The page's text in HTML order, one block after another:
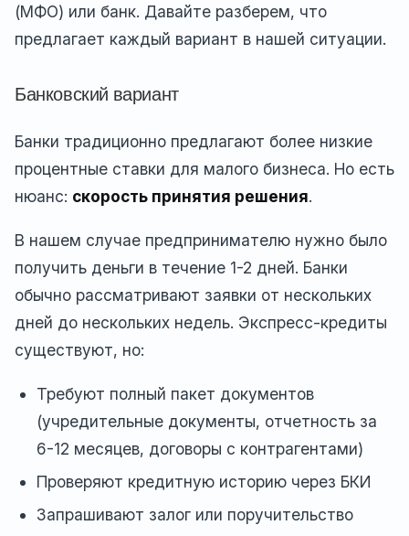
(МФО) или банк. Давайте разберем, что
предлагает каждый вариант в нашей ситуации.
Банковский вариант
Банки традиционно предлагают более низкие
процентные ставки для малого бизнеса. Но есть
нюанс: скорость принятия решения.
В нашем случае предпринимателю нужно было
получить деньги в течение 1-2 дней. Банки
обычно рассматривают заявки от нескольких
дней до нескольких недель. Экспресс-кредиты
существуют, но:
Требуют полный пакет документов
(учредительные документы, отчетность за
6-12 месяцев, договоры с контрагентами)
Проверяют кредитную историю через БКИ
Запрашивают залог или поручительство